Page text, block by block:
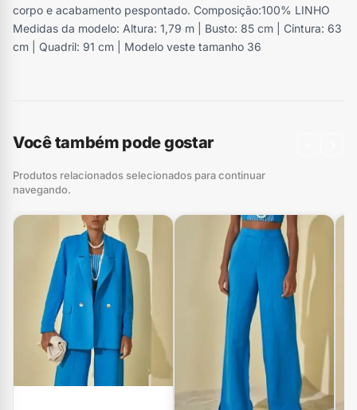
corpo e acabamento pespontado. Composição:100% LINHO
Medidas da modelo: Altura: 1,79 m | Busto: 85 cm | Cintura: 63
cm | Quadril: 91 cm | Modelo veste tamanho 36
Você também pode gostar
Produtos relacionados selecionados para continuar
navegando.